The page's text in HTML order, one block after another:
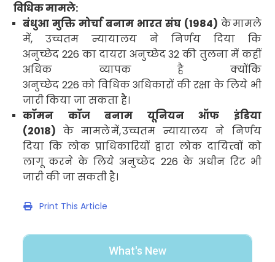
विधिक मामले:
बंधुआ मुक्ति मोर्चा बनाम भारत संघ (1984) केमामले
में,उच्चतम न्यायालय ने निर्णय दिया कि
अनुच्छेद 226 का दायरा अनुच्छेद32 की तुलना में कहीं
अधिक व्यापक है क्योंकि
अनुच्छेद 226को विधिक अधिकारों की रक्षा के लिये भी
जारी किया जा सकता है।
कॉमन कॉज बनाम यूनियन ऑफ इंडिया
(2018) के मामलेमें,उच्चतम न्यायालय ने निर्णय
दिया कि लोक प्राधिकारियों द्वारा लोक दायित्त्वों को
लागू करने के लिये अनुच्छेद 226 के अधीन रिट भी
जारी की जा सकती है।
Print This Article
What's New